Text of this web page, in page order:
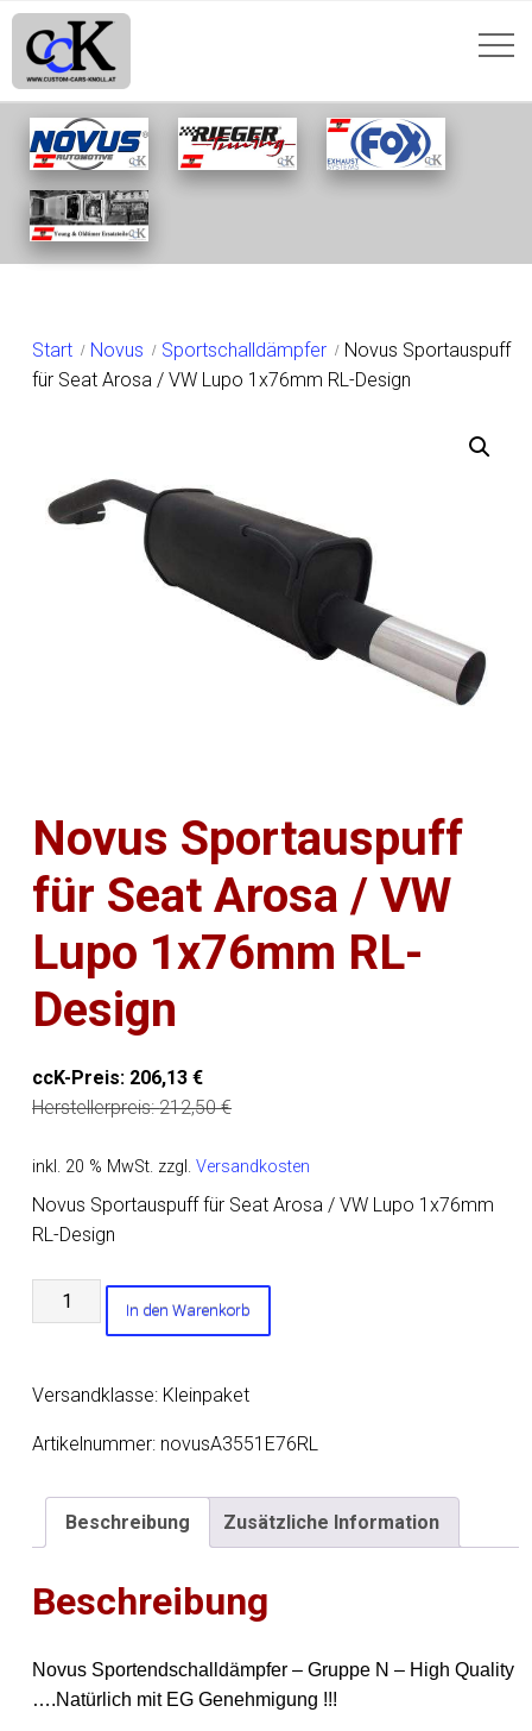
SHOP
Start Novus Sportschalldämpfer
Novus Sportauspuff
für Seat Arosa / VW Lupo 1x76mm RL-Design
Novus Sportauspuff
für Seat Arosa / VW
Lupo 1x76mm RL-
Design
ccK-Preis: 206,13€
Herstellerpreis:212,50€
inkl. 20 % MwSt. zzgl.Versandkosten
Novus Sportauspuff für Seat Arosa / VW Lupo 1x76mm
RL-Design
Novus
Sportauspuff
Seat
/
Lupo
1x76mm
Design
Menge
In den Warenkorb
Versandklasse: Kleinpaket
Artikelnummer: novusA3551E76RL
Beschreibung Zusätzliche Information
Beschreibung
Novus Sportendschalldämpfer – Gruppe N – High Quality
….Natürlich mit EG Genehmigung !!!